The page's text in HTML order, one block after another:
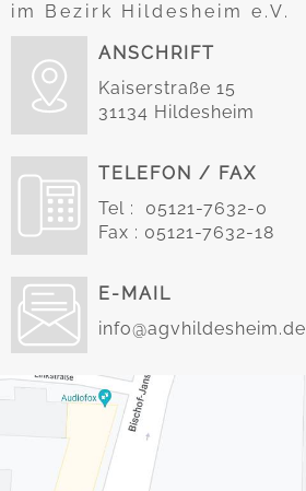
im Bezirk Hildesheim e.V.
ANSCHRIFT
Kaiserstraße 15
31134 Hildesheim
TELEFON / FAX
Tel : 05121-7632-0
Fax : 05121-7632-18
E-MAIL
info@agvhildesheim.de